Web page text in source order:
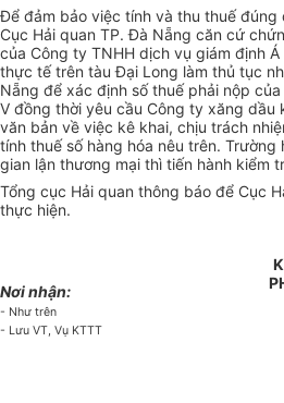
Để đảm bảo việc tính và thu thuế đúng
Cục Hải quan TP. Đà Nẵng căn cứ
của Công ty TNHH dịch vụ giám định
thực tế trên tàu Đại Long làm thủ tục
Nẵng để xác định số thuế phải nộp
V đồng thời yêu cầu Công ty xăng dầu
văn bản về việc kê khai, chịu trách
tính thuế số hàng hóa nêu trên. Trường
gian lận thương mại thì tiến hành kiểm
Tổng cục Hải quan thông báo để Cục
thực hiện.
Nơi nhận:
- Như trên
- Lưu VT, Vụ KTTT